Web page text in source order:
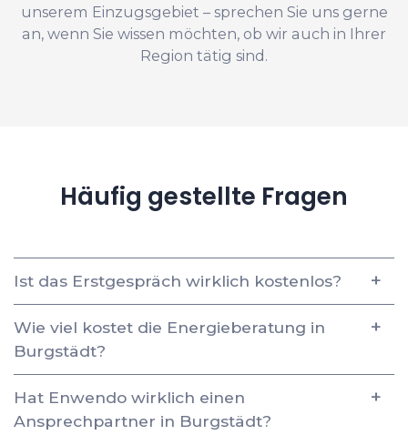
unserem Einzugsgebiet – sprechen Sie uns gerne
an, wenn Sie wissen möchten, ob wir auch in Ihrer
Region tätig sind.
Häufig gestellte Fragen
Ist das Erstgespräch wirklich kostenlos?
Wie viel kostet die Energieberatung in
Burgstädt?
Hat Enwendo wirklich einen
Ansprechpartner in Burgstädt?